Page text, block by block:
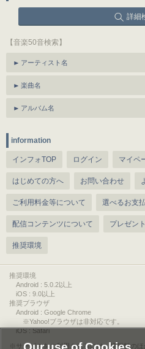
詳細
【音楽50音検索】
アーティスト名
楽曲名
アルバム名
information
インフォTOP ログイン マイペ
はじめての方へ お問い合わせ
ご利用料金等について 選べるお支
配信コンテンツについて プレゼン
推奨環境
推奨環境
Android : 5.0.2以上
iOS : 9.0以上
推奨ブラウザ
Android : Google Chrome
※Yahoo!ブラウザは非対応です。
iOS : Safari
サービスをご利用されるには、情報料の